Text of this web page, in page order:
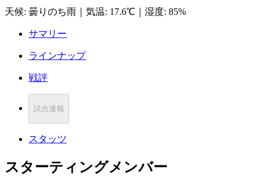
天候: 曇りのち雨 気温: 17.6℃ 湿度: 85%
サマリー
ラインナップ
戦評
試合速報
スタッツ
スターティングメンバー